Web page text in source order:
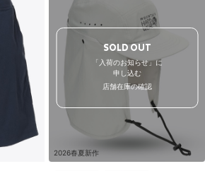
2026春夏新作
SOLD OUT
「入荷のお知らせ」に
申し込む
店舗在庫の確認